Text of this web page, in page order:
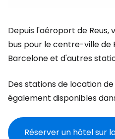
Depuis l'aéroport de Reus,
bus pour le centre-ville de
Barcelone et d'autres
Des stations de location
également disponibles
Réserver un hôtel sur